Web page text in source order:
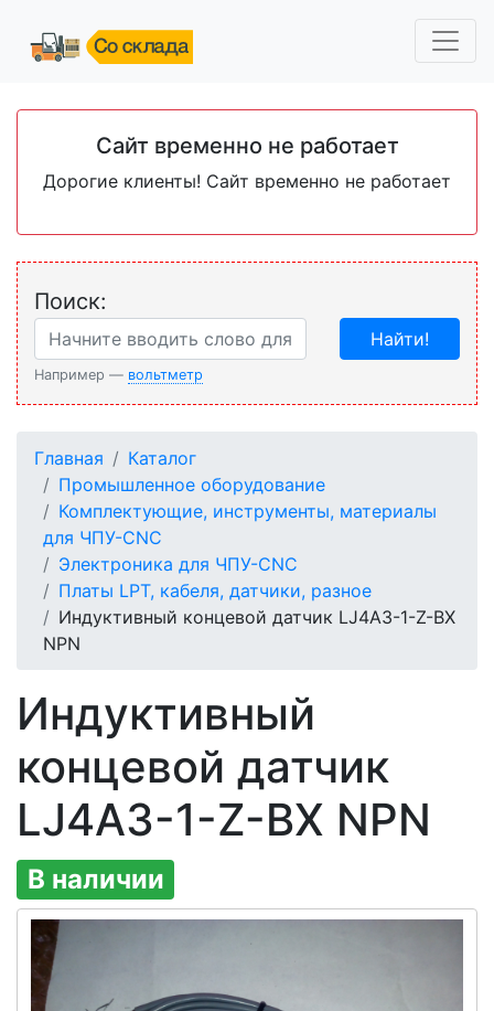
Сайт временно не работает
Дорогие клиенты! Сайт временно не работает
Поиск:
Например — вольтметр
Найти!
Главная
Каталог
Промышленное оборудование
Комплектующие, инструменты, материалы
для ЧПУ-CNC
Электроника для ЧПУ-CNC
Платы LPT, кабеля, датчики, разное
Индуктивный концевой датчик LJ4A3-1-Z-BX
NPN
Индуктивный
концевой датчик
LJ4A3-1-Z-BX NPN
В наличии